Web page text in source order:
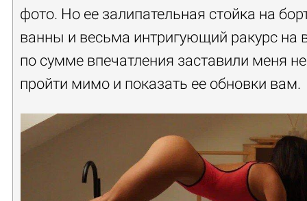
фото. Но ее залипательная стойка на
ванны и весьма интригующий ракурс на
по сумме впечатления заставили меня не
пройти мимо и показать ее обновки вам.